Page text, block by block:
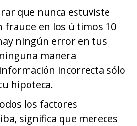
que nunca estuviste
fraude en los últimos 10
ningún error en tus
manera
incorrecta sólo
hipoteca.
los factores
significa que mereces